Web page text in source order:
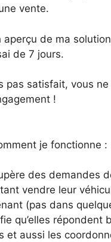
vente.
aperçu de ma
de 7 jours.
pas satisfait, vous
!
je fonctionne :
des demandes
vendre leur
(pas dans
qu’elles répondent
et aussi les